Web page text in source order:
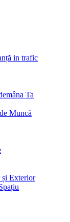
in trafic
Ta
Muncă
și Exterior